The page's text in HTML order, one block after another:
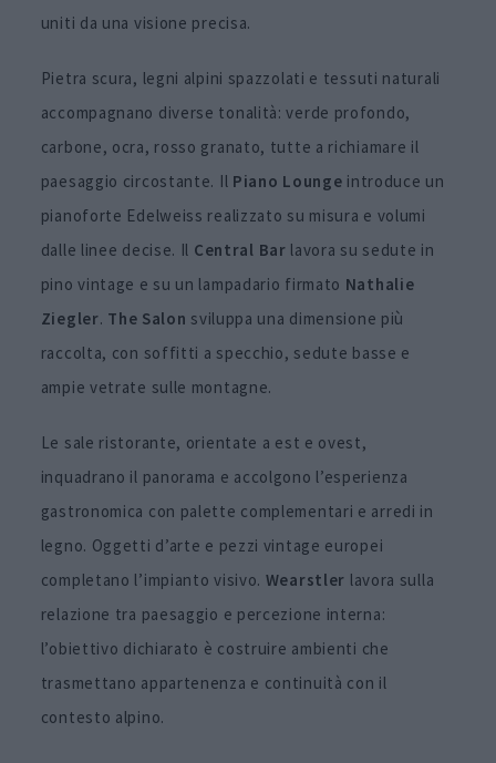
uniti da una visione precisa.
Pietra scura, legni alpini spazzolati e tessuti naturali
accompagnano diverse tonalità: verde profondo,
carbone, ocra, rosso granato, tutte a richiamare il
paesaggio circostante. Il Piano Lounge introduce un
pianoforte Edelweiss realizzato su misura e volumi
dalle linee decise. Il Central Bar lavora su sedute in
pino vintage e su un lampadario firmato Nathalie
Ziegler. The Salon sviluppa una dimensione più
raccolta, con soffitti a specchio, sedute basse e
ampie vetrate sulle montagne.
Le sale ristorante, orientate a est e ovest,
inquadrano il panorama e accolgono l’esperienza
gastronomica con palette complementari e arredi in
legno. Oggetti d’arte e pezzi vintage europei
completano l’impianto visivo. Wearstler lavora sulla
relazione tra paesaggio e percezione interna:
l’obiettivo dichiarato è costruire ambienti che
trasmettano appartenenza e continuità con il
contesto alpino.